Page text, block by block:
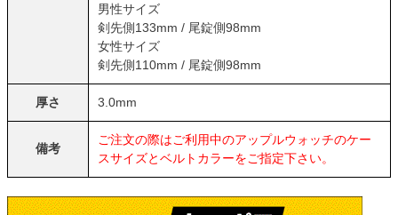
男性サイズ
剣先側133mm / 尾錠側98mm
女性サイズ
剣先側110mm / 尾錠側98mm
厚さ 3.0mm
備考
ご注文の際はご利用中のアップルウォッチのケー
スサイズとベルトカラーをご指定下さい。